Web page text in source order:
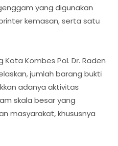
yang digunakan
kemasan, serta satu
Kombes Pol. Dr. Raden
jumlah barang bukti
adanya aktivitas
skala besar yang
masyarakat, khususnya